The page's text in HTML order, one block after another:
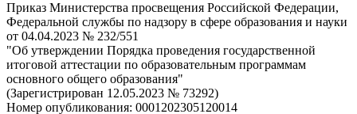
Приказ Министерства просвещения Российской Федерации,
Федеральной службы по надзору в сфере образования и науки
от 04.04.2023 № 232/551
"Об утверждении Порядка проведения государственной
итоговой аттестации по образовательным программам
основного общего образования"
(Зарегистрирован 12.05.2023 № 73292)
Номер опубликования: 0001202305120014